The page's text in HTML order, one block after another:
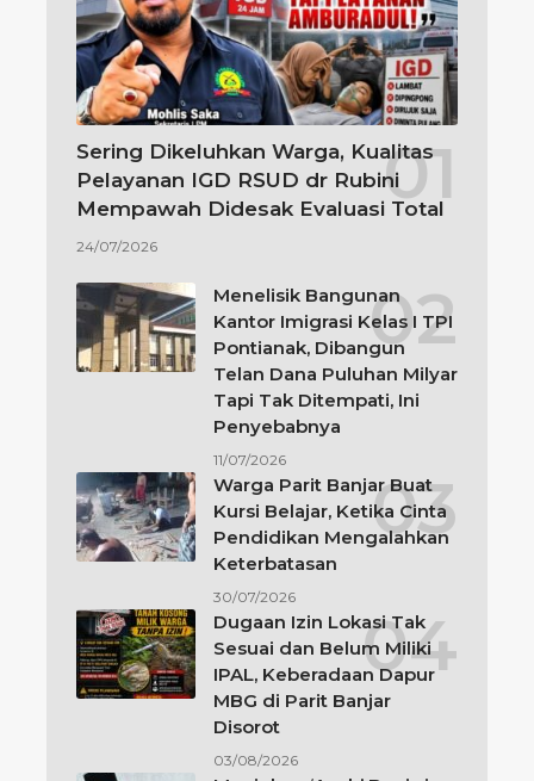
Sering Dikeluhkan Warga, Kualitas
Pelayanan IGD RSUD dr Rubini
Mempawah Didesak Evaluasi Total
24/07/2026
Menelisik Bangunan
Kantor Imigrasi Kelas I TPI
Pontianak, Dibangun
Telan Dana Puluhan Milyar
Tapi Tak Ditempati, Ini
Penyebabnya
11/07/2026
Warga Parit Banjar Buat
Kursi Belajar, Ketika Cinta
Pendidikan Mengalahkan
Keterbatasan
30/07/2026
Dugaan Izin Lokasi Tak
Sesuai dan Belum Miliki
IPAL, Keberadaan Dapur
MBG di Parit Banjar
Disorot
03/08/2026